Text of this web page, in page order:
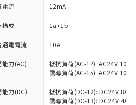
電流 12mA
構成 1a+1b
通電電流 10A
能力(AC)
抵抗負荷(AC-12): AC24V 10A/
誘導負荷(AC-15): AC24V
能力(DC)
抵抗負荷(DC-12): DC24V 8A/
誘導負荷(DC-13): DC24V 4A/
件
EU RoHS指令（10物質）の
た製品が提供可能な商品で
RoHS指令（10物質）の非含
品に切り替える予定のある